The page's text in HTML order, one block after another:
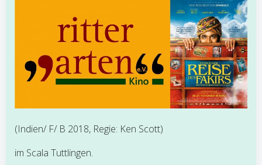
(Indien/ F/ B 2018, Regie: Ken Scott)
im Scala Tuttlingen.